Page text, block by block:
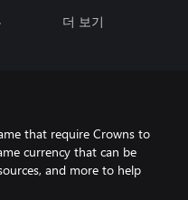
더 보기
that require Crowns to
currency that can be
and more to help